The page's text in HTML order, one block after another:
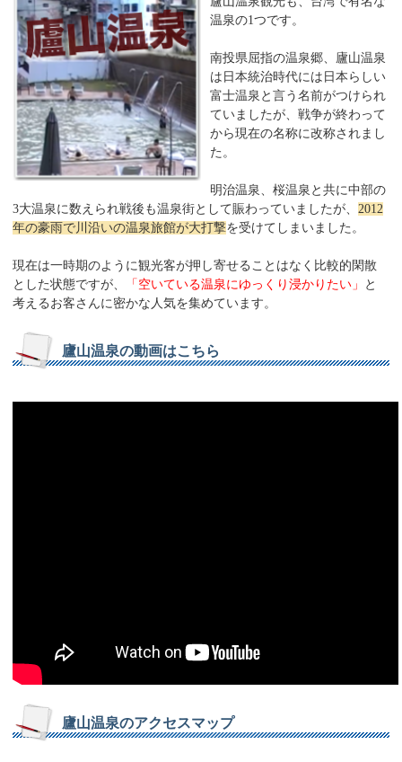
温泉の1つです。
南投県屈指の温泉郷、廬山温泉
は日本統治時代には日本らしい
富士温泉と言う名前がつけられ
ていましたが、戦争が終わって
から現在の名称に改称されまし
た。
明治温泉、桜温泉と共に中部の
3大温泉に数えられ戦後も温泉街として賑わっていましたが、2012
年の豪雨で川沿いの温泉旅館が大打撃を受けてしまいました。
現在は一時期のように観光客が押し寄せることはなく比較的閑散
とした状態ですが、
「空いている温泉にゆっくり浸かりたい」
と
考えるお客さんに密かな人気を集めています。
廬山温泉の動画はこちら
廬山温泉のアクセスマップ